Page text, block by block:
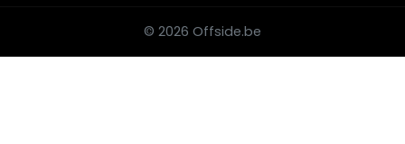
© 2026 Offside.be